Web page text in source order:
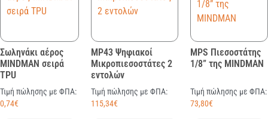
Σωληνάκι αέρος
MINDMAN σειρά
TPU
Τιμή πώλησης με ΦΠΑ:
0,74€
MP43 Ψηφιακοί
Μικροπιεσοστάτες 2
εντολών
Τιμή πώλησης με ΦΠΑ:
115,34€
MPS Πιεσοστάτης
1/8” της MINDMAN
Τιμή πώλησης με ΦΠΑ:
73,80€